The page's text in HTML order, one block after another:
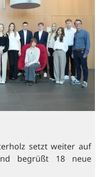
setzt weiter auf
begrüßt 18 neue